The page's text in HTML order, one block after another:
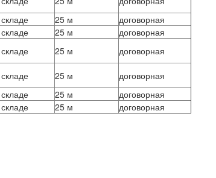
25 м
договорная
25 м
договорная
25 м
договорная
25 м
договорная
25 м
договорная
25 м договорная